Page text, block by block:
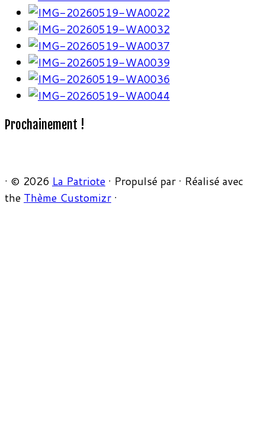
Prochainement !
· © 2026 La Patriote · Propulsé par · Réalisé avec
the Thème Customizr ·